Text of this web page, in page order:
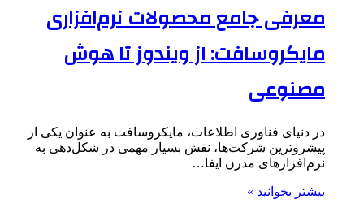
معرفی جامع محصولات نرم‌افزاری
مایکروسافت: از ویندوز تا هوش
مصنوعی
در دنیای فناوری اطلاعات، مایکروسافت به عنوان یکی از
پیشروترین شرکت‌ها، نقش بسیار مهمی در شکل‌دهی به
نرم‌افزارهای مدرن ایفا…
بیشتر بخوانید »